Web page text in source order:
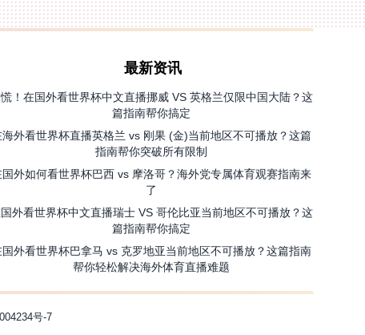
最新资讯
！在国外看世界杯中文直播挪威 VS 英格兰仅限中国大陆？这
篇指南帮你搞定
海外看世界杯直播英格兰 vs 刚果 (金)当前地区不可播放？这篇
指南帮你突破所有限制
国外如何看世界杯巴西 vs 摩洛哥？海外党专属体育观赛指南来
了
外看世界杯中文直播瑞士 VS 哥伦比亚当前地区不可播放？这
篇指南帮你搞定
国外看世界杯巴拿马 vs 克罗地亚当前地区不可播放？这篇指南
帮你轻松解决海外体育直播难题
号-7